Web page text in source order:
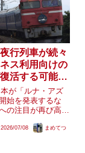
行列車が続々
ス利用向けの
活する可能性
が「ルナ・アズ
始を発表するな
の注目が再び高ま
いる夜行列車の多
2026/07/08 まめてつ